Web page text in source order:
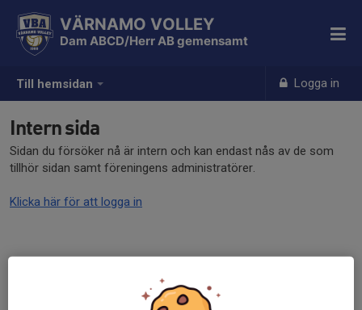
Till hemsidan Logga in
VÄRNAMO VOLLEY
Dam ABCD/Herr AB gemensamt
Intern sida
Sidan du försöker nå är intern och kan endast nås av de som
tillhör sidan samt föreningens administratörer.
Klicka här för att logga in